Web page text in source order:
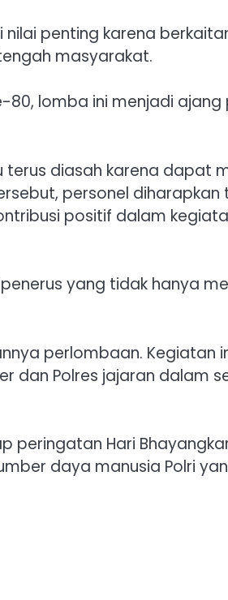
penting karena
masyarakat.
80, lomba ini menjadi
diasah karena dapat
personel
positif dalam
yang tidak hanya
perlombaan. Kegiatan
dan Polres jajaran dalam
peringatan Hari
daya manusia Polri